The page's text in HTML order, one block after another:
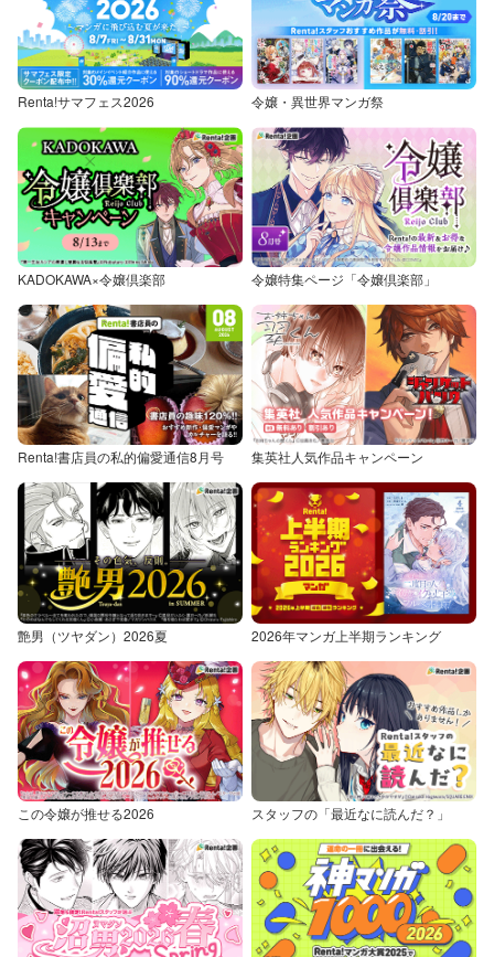
Renta!サマフェス2026 令嬢・異世界マンガ祭
KADOKAWA×令嬢倶楽部 令嬢特集ページ「令嬢倶楽部」
Renta!書店員の私的偏愛通信8月号 集英社人気作品キャンペーン
艶男（ツヤダン）2026夏 2026年マンガ上半期ランキング
この令嬢が推せる2026 スタッフの「最近なに読んだ？」